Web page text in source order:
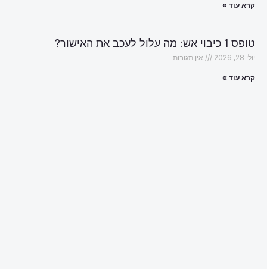
קרא עוד »
טופס 1 כיבוי אש: מה עלול לעכב את האישור?
יולי 28, 2026 אין תגובות
קרא עוד »